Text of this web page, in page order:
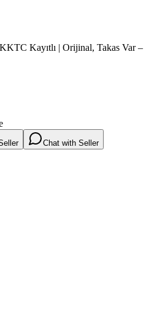
Kayıtlı | Orijinal, Takas Var –
Chat with Seller